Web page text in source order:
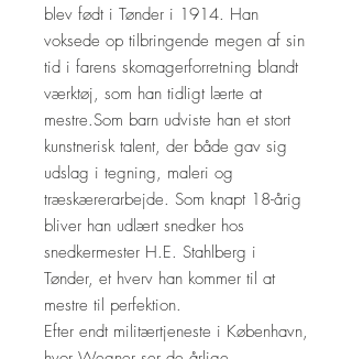
blev født i Tønder i 1914. Han
voksede op tilbringende megen af sin
tid i farens skomagerforretning blandt
værktøj, som han tidligt lærte at
mestre.​Som barn udviste han et stort
kunstnerisk talent, der både gav sig
udslag i tegning, maleri og
træskærerarbejde. Som knapt 18-årig
bliver han udlært snedker hos
snedkermester H.E. Stahlberg i
Tønder, et hverv han kommer til at
mestre til perfektion.
Efter endt militærtjeneste i København,